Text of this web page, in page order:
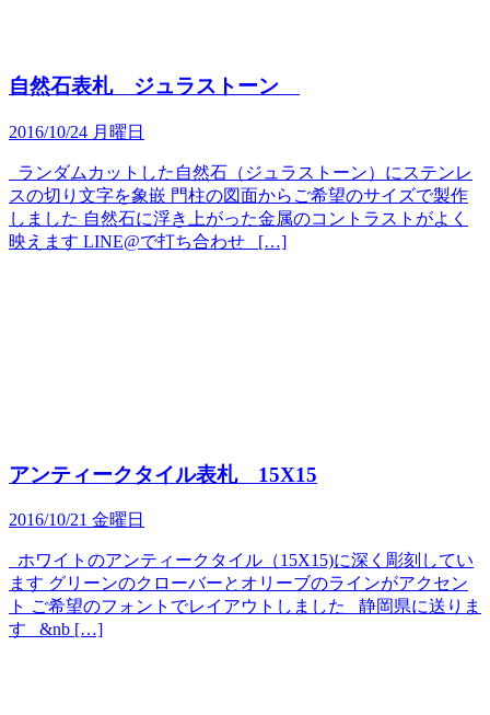
自然石表札 ジュラストーン
2016/10/24 月曜日
ランダムカットした自然石（ジュラストーン）にステンレ
スの切り文字を象嵌 門柱の図面からご希望のサイズで製作
しました 自然石に浮き上がった金属のコントラストがよく
映えます LINE@で打ち合わせ […]
アンティークタイル表札 15X15
2016/10/21 金曜日
ホワイトのアンティークタイル（15X15)に深く彫刻してい
ます グリーンのクローバーとオリーブのラインがアクセン
ト ご希望のフォントでレイアウトしました 静岡県に送りま
す &nb […]